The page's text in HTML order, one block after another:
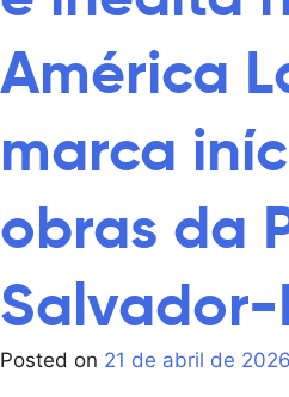
América
marca
obras da
Posted on 21 de abril de 2026